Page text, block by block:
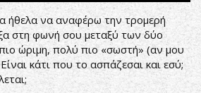
ήθελα να αναφέρω την τρομερή
στη φωνή σου μεταξύ των δύο
ώριμη, πολύ πιο «σωστή» (αν μου
κάτι που το ασπάζεσαι και εσύ;